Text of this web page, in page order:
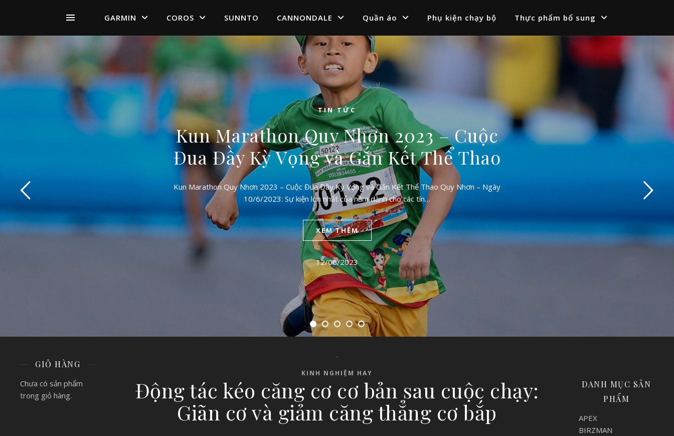
GARMIN COROS SUNNTO CANNONDALE Quần áo Phụ kiện chạy bộ Thực phẩm bổ sung
TIN TỨC
Kun Marathon Quy Nhơn 2023 – Cuộc
Đua Đầy Kỳ Vọng và Gắn Kết Thể Thao
Kun Marathon Quy Nhơn 2023 – Cuộc Đua Đầy Kỳ Vọng và Gắn Kết Thể Thao Quy Nhơn – Ngày
10/6/2023: Sự kiện lớn nhất của năm dành cho các tín…
XEM THÊM
12/06/2023
GIỎ HÀNG
Chưa có sản phẩm
trong giỏ hàng.
KINH NGHIỆM HAY
Động tác kéo căng cơ cơ bản sau cuộc chạy:
Giãn cơ và giảm căng thẳng cơ bắp
DANH MỤC SẢN
PHẨM
APEX
BIRZMAN